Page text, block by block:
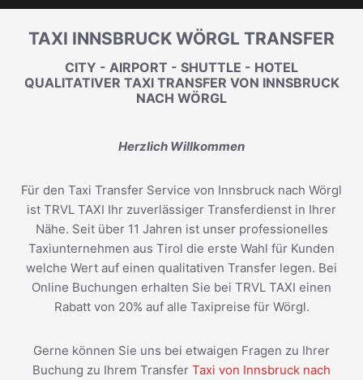
TAXI INNSBRUCK WÖRGL TRANSFER
CITY - AIRPORT - SHUTTLE - HOTEL
QUALITATIVER TAXI TRANSFER VON INNSBRUCK
NACH WÖRGL
Herzlich Willkommen
Für den Taxi Transfer Service von Innsbruck nach Wörgl
ist TRVL TAXI Ihr zuverlässiger Transferdienst in Ihrer
Nähe. Seit über 11 Jahren ist unser professionelles
Taxiunternehmen aus Tirol die erste Wahl für Kunden
welche Wert auf einen qualitativen Transfer legen. Bei
Online Buchungen erhalten Sie bei TRVL TAXI einen
Rabatt von 20% auf alle Taxipreise für Wörgl.
Gerne können Sie uns bei etwaigen Fragen zu Ihrer
Buchung zu Ihrem Transfer Taxi von Innsbruck nach